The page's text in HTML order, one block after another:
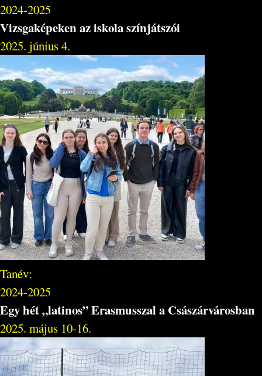
2024-2025
Vizsgaképeken az iskola színjátszói
2025. június 4.
Tanév:
2024-2025
Egy hét „latinos” Erasmusszal a Császárvárosban
2025. május 10-16.